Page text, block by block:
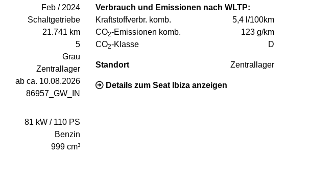
Feb / 2024
Schaltgetriebe
21.741 km
5
Grau
Zentrallager
ab ca. 10.08.2026
86957_GW_IN
81 kW / 110 PS
Benzin
999 cm³
Verbrauch und Emissionen nach WLTP:
Kraftstoffverbr. komb.
5,4 l/100km
CO2-Emissionen komb.
123 g/km
CO2-Klasse D
Standort Zentrallager
Details zum Seat Ibiza anzeigen